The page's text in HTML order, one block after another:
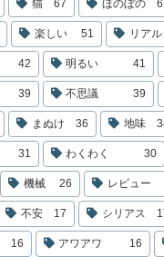
猫 67 ほのぼの
楽しい 51 リアル
42 明るい 41
39 不思議 39
まぬけ 36 地味
31 わくわく 30
機械 26 レビュー
不安 17 シリアス
16 アワアワ 16